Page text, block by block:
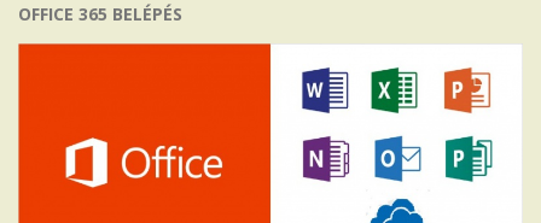
OFFICE 365 BELÉPÉS